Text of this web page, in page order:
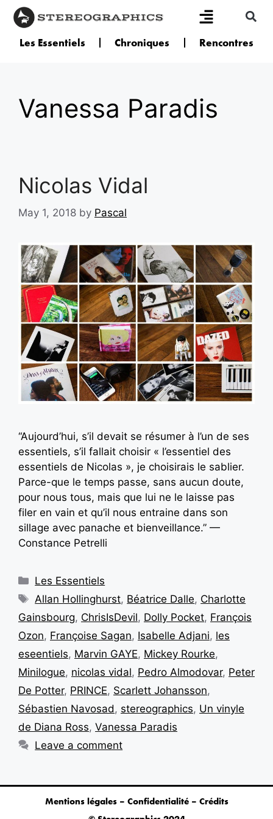
Les Essentiels Chroniques Rencontres
Vanessa Paradis
Nicolas Vidal
May 1, 2018 by Pascal
“Aujourd’hui, s’il devait se résumer à l’un de ses
essentiels, s’il fallait choisir « l’essentiel des
essentiels de Nicolas », je choisirais le sablier.
Parce-­que le temps passe, sans aucun doute,
pour nous tous, mais que lui ne le laisse pas
filer en vain et qu’il nous entraine dans son
sillage avec panache et bienveillance.” —
Constance Petrelli
Les Essentiels
Allan Hollinghurst, Béatrice Dalle, Charlotte
Gainsbourg, ChrisIsDevil, Dolly Pocket, François
Ozon, Françoise Sagan, Isabelle Adjani, les
eseentiels, Marvin GAYE, Mickey Rourke,
Minilogue, nicolas vidal, Pedro Almodovar, Peter
De Potter, PRINCE, Scarlett Johansson,
Sébastien Navosad, stereographics, Un vinyle
de Diana Ross, Vanessa Paradis
Leave a comment
Mentions légales – Confidentialité – Crédits